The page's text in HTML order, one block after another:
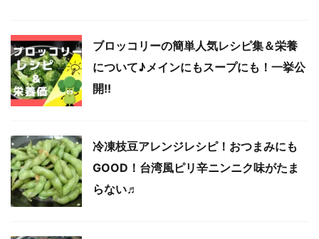
ブロッコリーの簡単人気レシピ集＆栄養
について♪メインにもスープにも！一挙公
開!!
冷凍枝豆アレンジレシピ！おつまみにも
GOOD！台湾風ピリ辛ニンニク味がたま
らない♬